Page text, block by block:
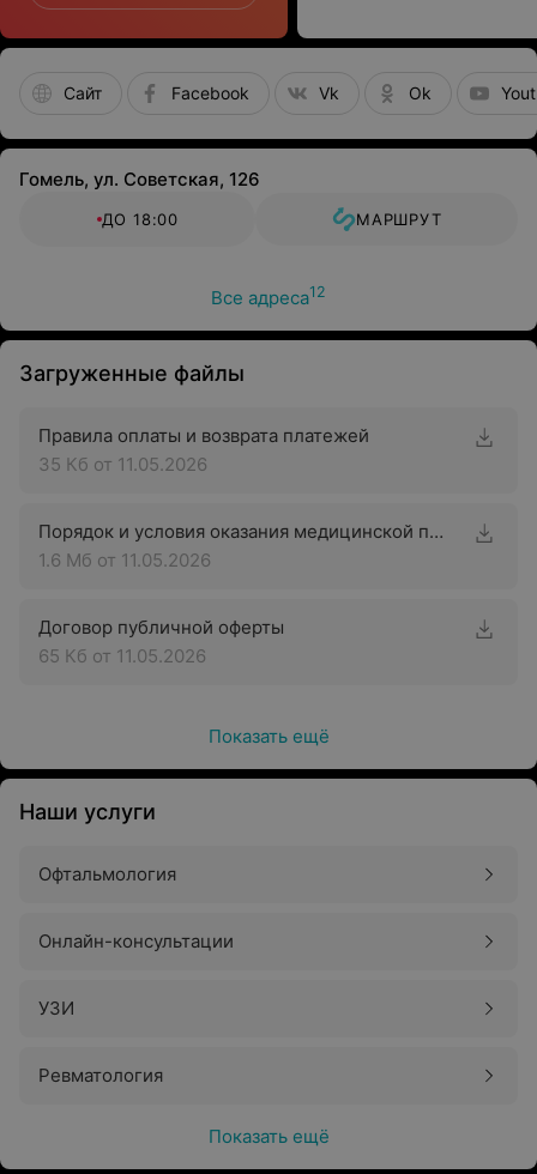
Сайт Facebook Vk Ok
Гомель, ул. Советская, 126
ДО 18:00 МАРШРУТ
Все адреса12
Загруженные файлы
Правила оплаты и возврата платежей
35 Кб от 11.05.2026
Порядок и условия оказания медицинской помощи с применением телемедицинских технологий
1.6 Мб от 11.05.2026
Договор публичной оферты
65 Кб от 11.05.2026
Показать ещё
Наши услуги
Офтальмология
Онлайн-консультации
УЗИ
Ревматология
Показать ещё